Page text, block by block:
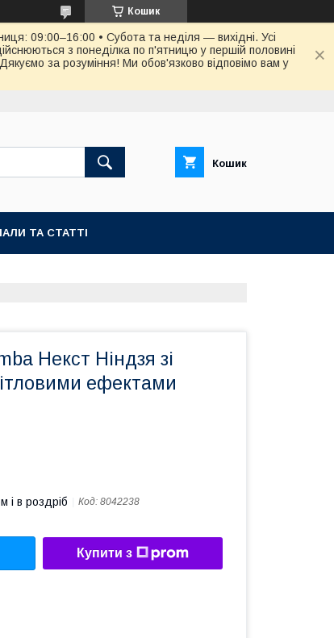
Кошик
09:00–16:00 • Субота та неділя — вихідні. Усі
з понеділка по п'ятницю у першій половині
за розуміння! Ми обов'язково відповімо вам у
Кошик
ТА СТАТТІ
Некст Ніндзя зі
ефектами
і в роздріб Код: 8042238
Купити з